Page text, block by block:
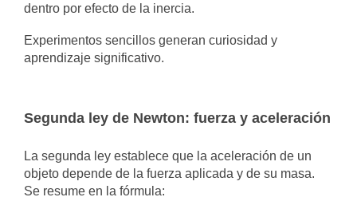
dentro por efecto de la inercia.
Experimentos sencillos generan curiosidad y
aprendizaje significativo.
Segunda ley de Newton: fuerza y aceleración
La segunda ley establece que la aceleración de un
objeto depende de la fuerza aplicada y de su masa.
Se resume en la fórmula: